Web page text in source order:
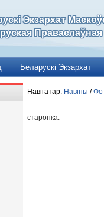
Экзархат
Беларускі Экзархат
Навігатар: Навіны /
старонка: